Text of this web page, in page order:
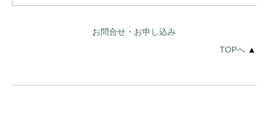
お問合せ・お申し込み
TOPへ ▲